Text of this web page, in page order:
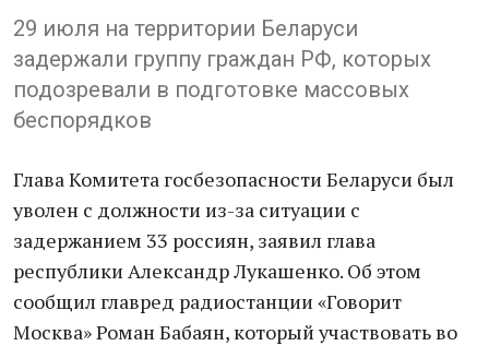
29 июля на территории Беларуси
задержали группу граждан РФ, которых
подозревали в подготовке массовых
беспорядков
Глава Комитета госбезопасности Беларуси был
уволен с должности из-за ситуации с
задержанием 33 россиян, заявил глава
республики Александр Лукашенко. Об этом
сообщил главред радиостанции «Говорит
Москва» Роман Бабаян, который участвовать во